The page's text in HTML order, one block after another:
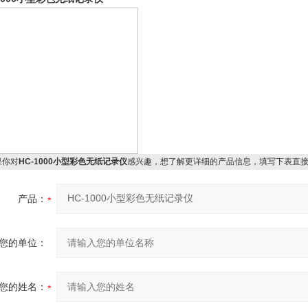
对HC-1000小型彩色无纸记录仪感兴趣，想了解更详细的产品信息，填写下表直
产品：
的单位：
的姓名：